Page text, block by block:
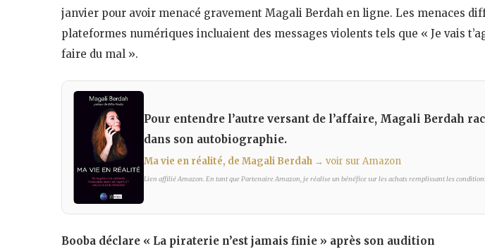
janvier pour avoir menacé gravement Magali Berdah en ligne. Les menaces
plateformes numériques incluaient des messages violents tels que « Je vais
faire du mal ».
Pour entendre l’autre versant de l’affaire, Magali Berdah
dans son autobiographie.
Ma vie en réalité, de Magali Berdah → voir sur Amazon
Lien affilié Amazon. En tant que Partenaire Amazon, je réalise un bénéfice sur les achats remplissant les
Booba déclare « La piraterie n’est jamais finie » après son audition